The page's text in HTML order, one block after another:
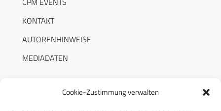
Cookie-Zustimmung verwalten
KONTAKT
AUTORENHINWEISE
MEDIADATEN